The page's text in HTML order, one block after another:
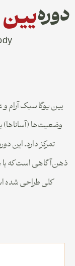
دوره
یین یوگا سبک آرام
وضعیت‌ها (آساناها)
تمرکز دارد. این
ذهن‌آگاهی است که با
کلی طراحی شده